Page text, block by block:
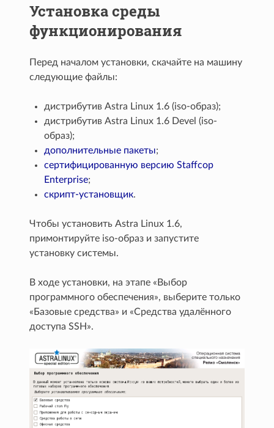
Установка среды
функционирования
Перед началом установки, скачайте на машину
следующие файлы:
дистрибутив Astra Linux 1.6 (iso-образ);
дистрибутив Astra Linux 1.6 Devel (iso-
образ);
дополнительные пакеты;
сертифицированную версию Staffcop
Enterprise;
скрипт-установщик.
Чтобы установить Astra Linux 1.6,
примонтируйте iso-образ и запустите
установку системы.
В ходе установки, на этапе «Выбор
программного обеспечения», выберите только
«Базовые средства» и «Средства удалённого
доступа SSH».